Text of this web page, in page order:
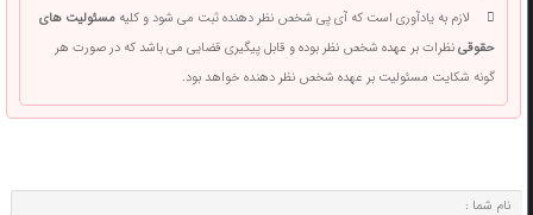
لازم به یادآوری است که آی پی شخص نظر دهنده ثبت می شود و کلیهمسئولیت های
حقوقینظرات بر عهده شخص نظر بوده و قابل پیگیری قضایی می باشد که در صورت هر
گونه شکایت مسئولیت بر عهده شخص نظر دهنده خواهد بود.